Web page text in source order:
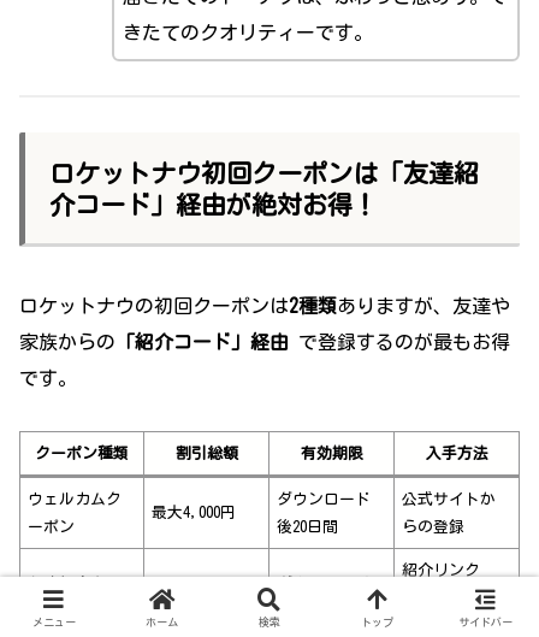
きたてのクオリティーです。
ロケットナウ初回クーポンは「友達紹
介コード」経由が絶対お得！
ロケットナウの初回クーポンは2種類ありますが、友達や
家族からの 「紹介コード」経由 で登録するのが最もお得
です。
クーポン種類 割引総額 有効期限 入手方法
ウェルカムク
ーポン
最大4,000円
ダウンロード
後20日間
公式サイトか
らの登録
ポン
最大5,000円
後28日間
紹介リンク
（友達・家族
メニュー ホーム 検索 トップ サイドバー